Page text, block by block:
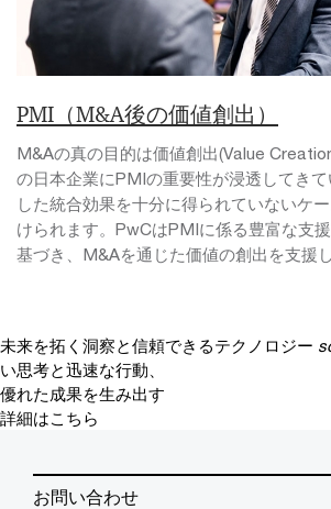
PMI（M&A後の価値創出）
M&Aの真の目的は価値創出(Value
の日本企業にPMIの重要性が浸透してき
した統合効果を十分に得られていないケ
けられます。PwCはPMIに係る豊富な支
基づき、M&Aを通じた価値の創出を支援し
未来を拓く洞察と信頼できるテクノロジー
い思考と迅速な行動、
優れた成果を生み出す
詳細はこちら
お問い合わせ